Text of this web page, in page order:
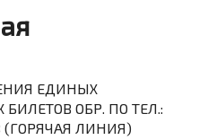
ЕДИНЫХ
ОБР. ПО ТЕЛ.:
(ГОРЯЧАЯ ЛИНИЯ)